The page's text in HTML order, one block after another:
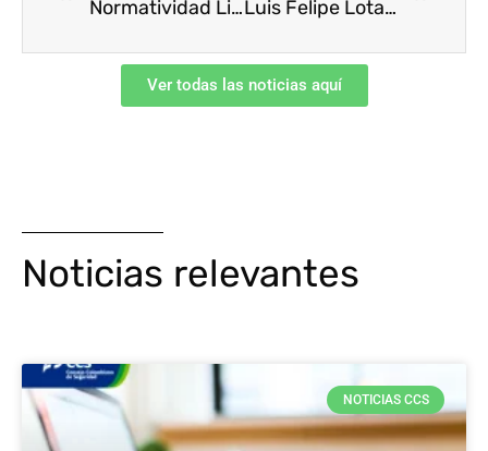
Normatividad Licencia de Maternidad Luis Felipe Lota, nuevo director de la Agencia Nacional de Seguridad Vial
Ver todas las noticias aquí
Noticias relevantes
NOTICIAS CCS